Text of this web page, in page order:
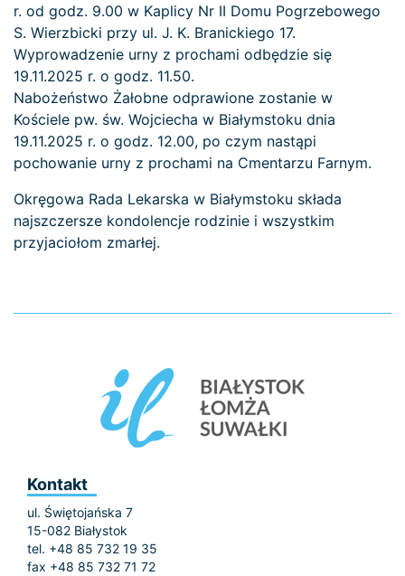
r. od godz. 9.00 w Kaplicy Nr II Domu Pogrzebowego
S. Wierzbicki przy ul. J. K. Branickiego 17.
Wyprowadzenie urny z prochami odbędzie się
19.11.2025 r. o godz. 11.50.
Nabożeństwo Żałobne odprawione zostanie w
Kościele pw. św. Wojciecha w Białymstoku dnia
19.11.2025 r. o godz. 12.00, po czym nastąpi
pochowanie urny z prochami na Cmentarzu Farnym.
Okręgowa Rada Lekarska w Białymstoku składa
najszczersze kondolencje rodzinie i wszystkim
przyjaciołom zmarłej.
Kontakt
ul. Świętojańska 7
15-082 Białystok
tel. +48 85 732 19 35
fax +48 85 732 71 72